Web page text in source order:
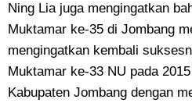
Ning Lia juga mengingatkan
Muktamar ke-35 di Jombang
mengingatkan kembali
Muktamar ke-33 NU pada
Kabupaten Jombang dengan